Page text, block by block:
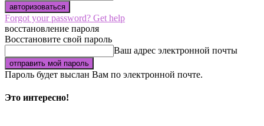
Forgot your password? Get help
восстановление пароля
Восстановите свой пароль
Ваш адрес электронной почты
Пароль будет выслан Вам по электронной почте.
Это интересно!